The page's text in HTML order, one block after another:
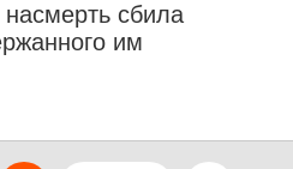
сбила
им